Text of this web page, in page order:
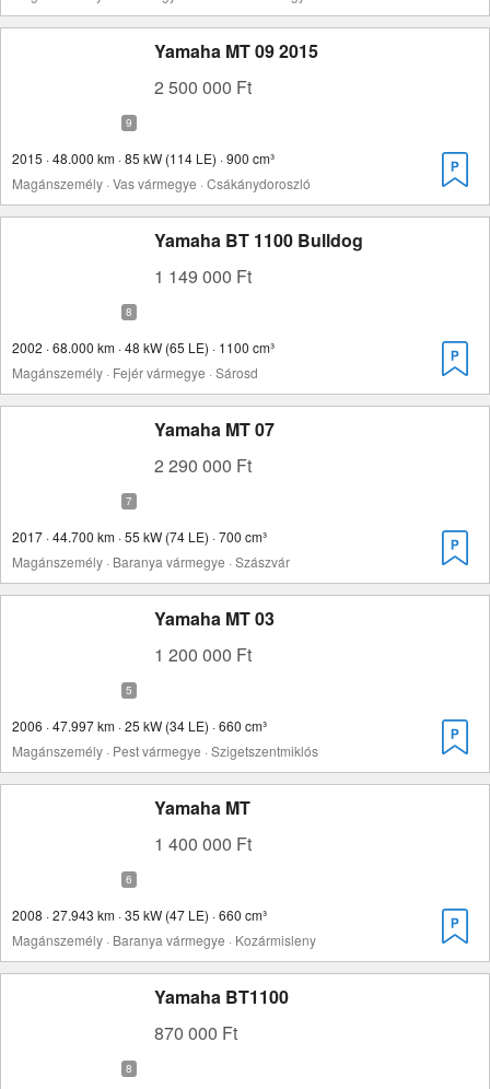
Yamaha MT 09 2015
2 500 000 Ft
2015 · 48.000 km · 85 kW (114 LE) · 900 cm³
Magánszemély · Vas vármegye · Csákánydoroszló
Yamaha BT 1100 Bulldog
1 149 000 Ft
2002 · 68.000 km · 48 kW (65 LE) · 1100 cm³
Magánszemély · Fejér vármegye · Sárosd
Yamaha MT 07
2 290 000 Ft
2017 · 44.700 km · 55 kW (74 LE) · 700 cm³
Magánszemély · Baranya vármegye · Szászvár
Yamaha MT 03
1 200 000 Ft
2006 · 47.997 km · 25 kW (34 LE) · 660 cm³
Magánszemély · Pest vármegye · Szigetszentmiklós
Yamaha MT
1 400 000 Ft
2008 · 27.943 km · 35 kW (47 LE) · 660 cm³
Magánszemély · Baranya vármegye · Kozármisleny
Yamaha BT1100
870 000 Ft